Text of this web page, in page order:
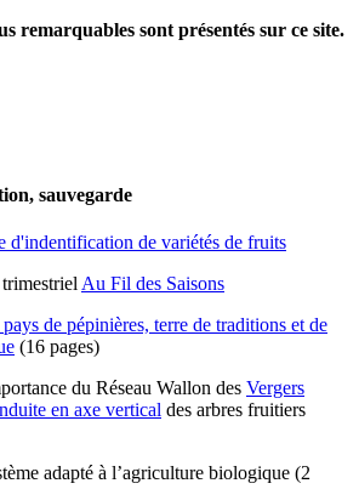
remarquables sont présentés sur ce site.
sauvegarde
d'indentification de variétés de fruits
Au Fil des Saisons
de pépinières, terre de traditions et de
(16 pages)
du Réseau Wallon des Vergers
en axe vertical des arbres fruitiers
adapté à l’agriculture biologique (2